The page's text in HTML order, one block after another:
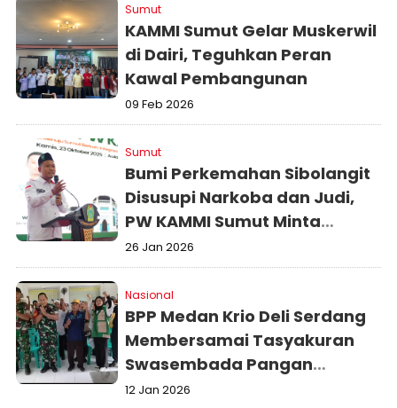
Sumut
KAMMI Sumut Gelar Muskerwil
di Dairi, Teguhkan Peran
Kawal Pembangunan
09 Feb 2026
Sumut
Bumi Perkemahan Sibolangit
Disusupi Narkoba dan Judi,
PW KAMMI Sumut Minta
Diambil Alih Kwarda Pramuka
Sumut
26 Jan 2026
Nasional
BPP Medan Krio Deli Serdang
Membersamai Tasyakuran
Swasembada Pangan
Nasional
12 Jan 2026